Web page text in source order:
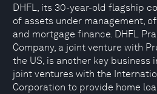
DHFL, its 30-year-old flagship
of assets under management,
and mortgage finance. DHFL
Company, a joint venture with
the US, is another key business
joint ventures with the
Corporation to provide home